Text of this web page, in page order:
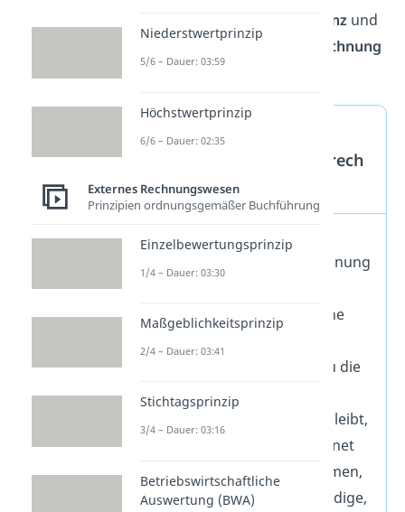
Bilanz und
Gewinn- und Verlustrechnung
(GuV).
Einnahmenüberschussrech
nung (EÜR)
Die
Einnahmenüberschussrechnung
doppelten Buchführung eine
Buchhaltung. Hier ziehst du die
Ausgaben
direkt von den
Einnahmen ab. Was übrig bleibt,
ist der Gewinn. Die EÜR eignet
sich fürkleinere Unternehmen,
Freiberufler und Selbstständige,
Niederstwertprinzip
5/6 – Dauer: 03:59
Höchstwertprinzip
6/6 – Dauer: 02:35
Externes Rechnungswesen
Prinzipien ordnungsgemäßer Buchführung
Einzelbewertungsprinzip
1/4 – Dauer: 03:30
Maßgeblichkeitsprinzip
2/4 – Dauer: 03:41
Stichtagsprinzip
3/4 – Dauer: 03:16
Betriebswirtschaftliche
Auswertung (BWA)